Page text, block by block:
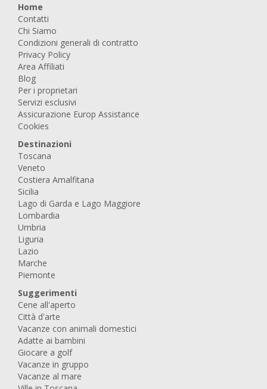
Home
Contatti
Chi Siamo
Condizioni generali di contratto
Privacy Policy
Area Affiliati
Blog
Per i proprietari
Servizi esclusivi
Assicurazione Europ Assistance
Cookies
Destinazioni
Toscana
Veneto
Costiera Amalfitana
Sicilia
Lago di Garda e Lago Maggiore
Lombardia
Umbria
Liguria
Lazio
Marche
Piemonte
Suggerimenti
Cene all'aperto
Città d'arte
Vacanze con animali domestici
Adatte ai bambini
Giocare a golf
Vacanze in gruppo
Vacanze al mare